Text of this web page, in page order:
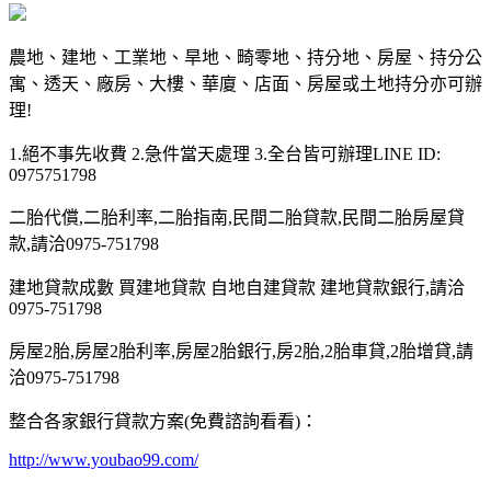
農地、建地、工業地、旱地、畸零地、持分地、房屋、持分公
寓、透天、廠房、大樓、華廈、店面、房屋或土地持分亦可辦
理!
1.絕不事先收費 2.急件當天處理 3.全台皆可辦理LINE ID:
0975751798
二胎代償,二胎利率,二胎指南,民間二胎貸款,民間二胎房屋貸
款,請洽0975-751798
建地貸款成數 買建地貸款 自地自建貸款 建地貸款銀行,請洽
0975-751798
房屋2胎,房屋2胎利率,房屋2胎銀行,房2胎,2胎車貸,2胎增貸,請
洽0975-751798
整合各家銀行貸款方案(免費諮詢看看)：
http://www.youbao99.com/